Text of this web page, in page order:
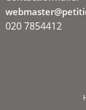
020 7854412